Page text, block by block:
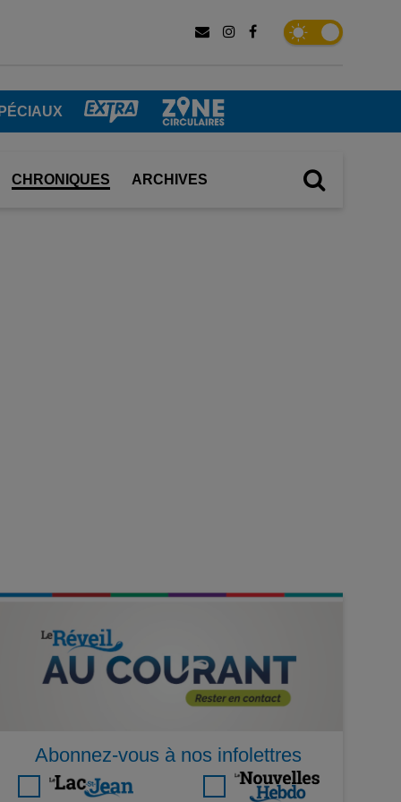
CHRONIQUES ARCHIVES
Abonnez-vous à nos infolettres